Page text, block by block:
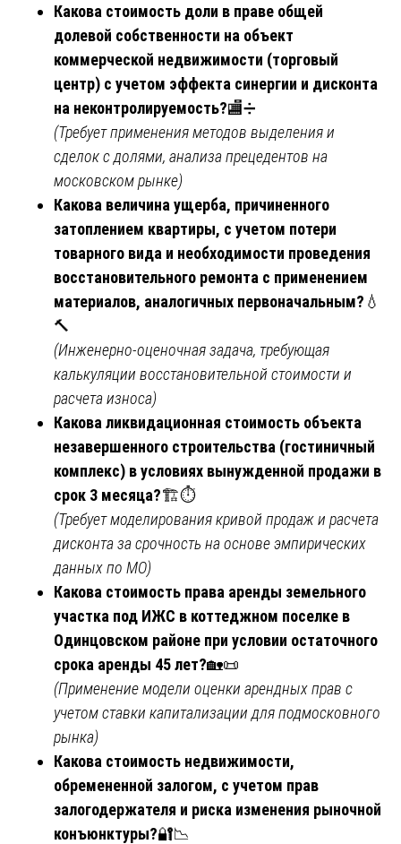
Какова стоимость доли в праве общей
долевой собственности на объект
коммерческой недвижимости (торговый
центр) с учетом эффекта синергии и дисконта
на неконтролируемость?🏬➗
(Требует применения методов выделения и
сделок с долями, анализа прецедентов на
московском рынке)
Какова величина ущерба, причиненного
затоплением квартиры, с учетом потери
товарного вида и необходимости проведения
восстановительного ремонта с применением
материалов, аналогичных первоначальным? 💧
🔨
(Инженерно-оценочная задача, требующая
калькуляции восстановительной стоимости и
расчета износа)
Какова ликвидационная стоимость объекта
незавершенного строительства (гостиничный
комплекс) в условиях вынужденной продажи в
срок 3 месяца?🏗️⏱️
(Требует моделирования кривой продаж и расчета
дисконта за срочность на основе эмпирических
данных по МО)
Какова стоимость права аренды земельного
участка под ИЖС в коттеджном поселке в
Одинцовском районе при условии остаточного
срока аренды 45 лет?🏡📜
(Применение модели оценки арендных прав с
учетом ставки капитализации для подмосковного
рынка)
Какова стоимость недвижимости,
обремененной залогом, с учетом прав
залогодержателя и риска изменения рыночной
конъюнктуры?🔐📉